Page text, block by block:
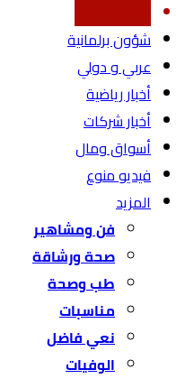
شؤون برلمانية
عربي و دولي
أخبار رياضية
أخبار شركات
أسواق ومال
فيديو منوع
المزيد
فن ومشاهير
صحة ورشاقة
طب وصحة
مناسبات
نعي فاضل
الوفيات